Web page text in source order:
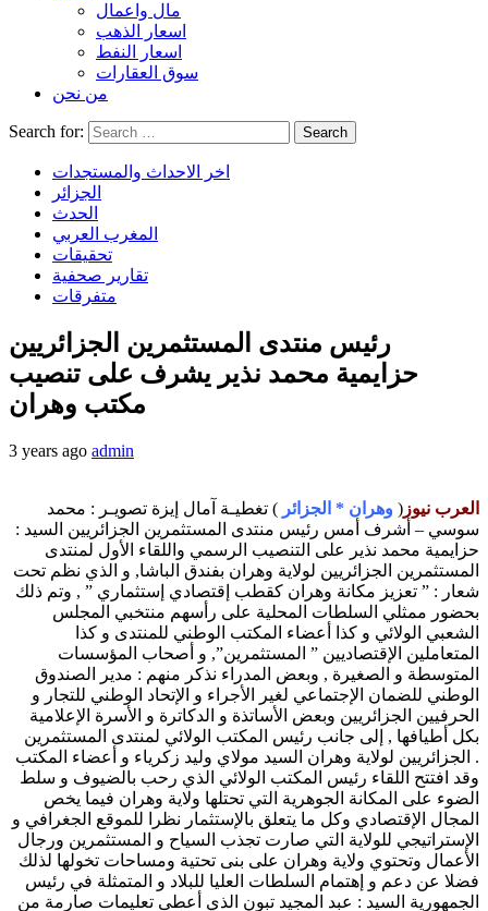
مال واعمال
اسعار الذهب
اسعار النفط
سوق العقارات
من نحن
Search for:
اخر الاحداث والمستجدات
الجزائر
الحدث
المغرب العربي
تحقيقات
تقارير صحفية
متفرقات
رئيس منتدى المستثمرين الجزائريين
حزايمية محمد نذير يشرف على تنصيب
مكتب وهران
3 years ago admin
العرب نيوز ( وهران * الجزائر ) تغطيـة آمال إيزة تصويـر : محمد
سوسي – أشرف أمس رئيس منتدى المستثمرين الجزائريين السيد :
حزايمية محمد نذير على التنصيب الرسمي واللقاء الأول لمنتدى
المستثمرين الجزائريين لولاية وهران بفندق الباشا, و الذي نظم تحت
شعار : ” تعزيز مكانة وهران كقطب إقتصادي إستثماري ” , وتم ذلك
بحضور ممثلي السلطات المحلية على رأسهم منتخبي المجلس
الشعبي الولائي و كذا أعضاء المكتب الوطني للمنتدى و كذا
المتعاملين الإقتصاديين ” المستثمرين”, و أصحاب المؤسسات
المتوسطة و الصغيرة , وبعض المدراء نذكر منهم : مدير الصندوق
الوطني للضمان الإجتماعي لغير الأجراء و الإتحاد الوطني للتجار و
الحرفيين الجزائريين وبعض الأساتذة و الدكاترة و الأسرة الإعلامية
بكل أطيافها , إلى جانب رئيس المكتب الولائي لمنتدى المستثمرين
الجزائريين لولاية وهران السيد مولاي وليد زكرياء و أعضاء المكتب .
وقد افتتح اللقاء رئيس المكتب الولائي الذي رحب بالضيوف و سلط
الضوء على المكانة الجوهرية التي تحتلها ولاية وهران فيما يخص
المجال الإقتصادي وكل ما يتعلق بالإستثمار نظرا للموقع الجغرافي و
الإستراتيجي للولاية التي صارت تجذب السياح و المستثمرين ورجال
الأعمال وتحتوي ولاية وهران على بنى تحتية ومساحات تخولها لذلك
فضلا عن دعم و إهتمام السلطات العليا للبلاد و المتمثلة في رئيس
الجمهورية السيد : عبد المجيد تبون الذي أعطى تعليمات صارمة من